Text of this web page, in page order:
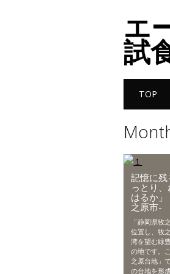
エ
試
TOP
記憶に
っとり
はるか
之原市-
「静岡県牧
位置し、牧
湾を望む緑
の地です。
之原台地」
の台地を形